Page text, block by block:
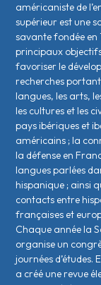
américaniste de
supérieur est une
savante fondée en
principaux
favoriser le
recherches
langues, les arts,
les cultures et les
pays ibériques et
américains ; la
la défense en
langues parlées
hispanique ; ainsi
contacts entre
français·es et
Chaque année la
organise un
journées d’études.
a créé une revue